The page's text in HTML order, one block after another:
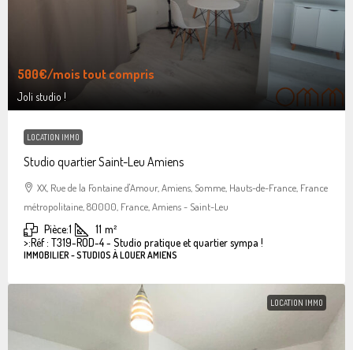
500€/mois tout compris
Joli studio !
LOCATION IMMO
Studio quartier Saint-Leu Amiens
XX, Rue de la Fontaine d'Amour, Amiens, Somme, Hauts-de-France, France
métropolitaine, 80000, France, Amiens - Saint-Leu
Pièce:1 11 m²
>:Réf : T319-ROD-4 - Studio pratique et quartier sympa !
IMMOBILIER - STUDIOS À LOUER AMIENS
LOCATION IMMO